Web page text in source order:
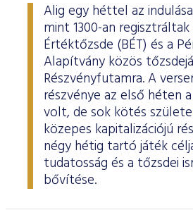
Alig egy héttel az
mint 1300-an
Értéktőzsde (BÉT) és a
Alapítvány közös
Részvényfutamra. A
részvénye az első héten
volt, de sok kötés
közepes kapitalizációjú
négy hétig tartó játék
tudatosság és a tőzsdei
bővítése.